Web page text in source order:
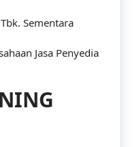
Sementara
Jasa Penyedia